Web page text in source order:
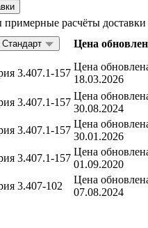
расчёты доставки
Стандарт Цена
3.407.1-157
Цена
18.03.2026
3.407.1-157
Цена
30.08.2024
3.407.1-157
Цена
30.01.2026
3.407.1-157
Цена
01.09.2020
3.407-102
Цена
07.08.2024